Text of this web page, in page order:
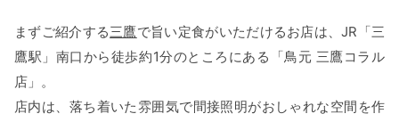
まずご紹介する三鷹で旨い定食がいただけるお店は、JR「三
鷹駅」南口から徒歩約1分のところにある「鳥元 三鷹コラル
店」。
店内は、落ち着いた雰囲気で間接照明がおしゃれな空間を作